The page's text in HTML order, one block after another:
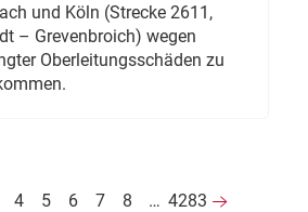
und Köln (Strecke 2611,
– Grevenbroich) wegen
Oberleitungsschäden zu
4 5 6 7 8 … 4283